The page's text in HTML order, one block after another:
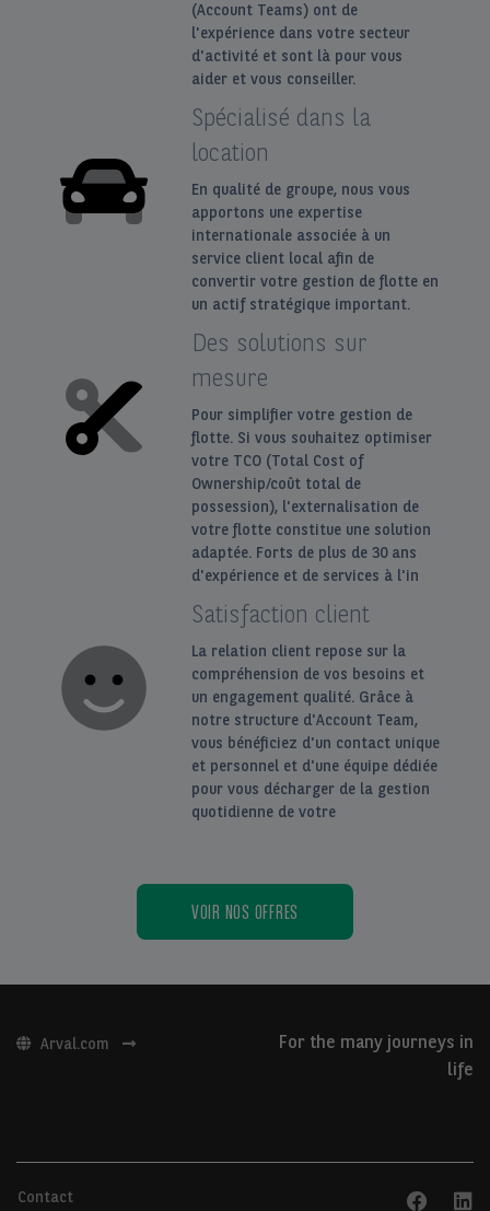
(Account Teams) ont de
l'expérience dans votre secteur
d'activité et sont là pour vous
aider et vous conseiller.
Spécialisé dans la
location
En qualité de groupe, nous vous
apportons une expertise
internationale associée à un
service client local afin de
convertir votre gestion de flotte en
un actif stratégique important.
Des solutions sur
mesure
Pour simplifier votre gestion de
flotte. Si vous souhaitez optimiser
votre TCO (Total Cost of
Ownership/coût total de
possession), l'externalisation de
votre flotte constitue une solution
adaptée. Forts de plus de 30 ans
d'expérience et de services à l'in
Satisfaction client
La relation client repose sur la
compréhension de vos besoins et
un engagement qualité. Grâce à
notre structure d'Account Team,
vous bénéficiez d'un contact unique
et personnel et d'une équipe dédiée
pour vous décharger de la gestion
quotidienne de votre
VOIR NOS OFFRES
Arval.com
For the many journeys in
life
Contact